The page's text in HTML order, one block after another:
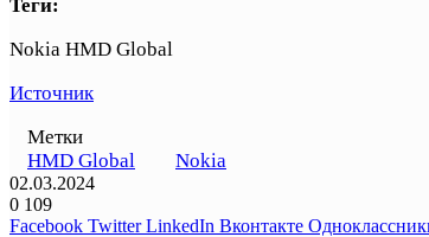
Теги:
Nokia HMD Global
Источник
Метки
HMD Global
Nokia
02.03.2024
0 109
Facebook Twitter LinkedIn Вконтакте